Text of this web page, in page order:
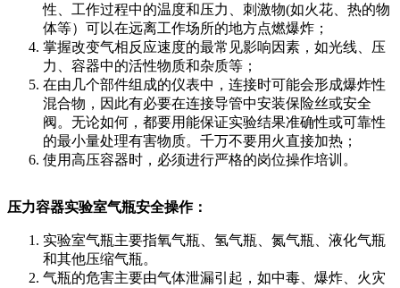
性、工作过程中的温度和压力、刺激物(如火花、热的物
体等）可以在远离工作场所的地方点燃爆炸；
掌握改变气相反应速度的最常见影响因素，如光线、压
力、容器中的活性物质和杂质等；
在由几个部件组成的仪表中，连接时可能会形成爆炸性
混合物，因此有必要在连接导管中安装保险丝或安全
阀。无论如何，都要用能保证实验结果准确性或可靠性
的最小量处理有害物质。千万不要用火直接加热；
使用高压容器时，必须进行严格的岗位操作培训。
压力容器实验室气瓶安全操作：
实验室气瓶主要指氧气瓶、氢气瓶、氮气瓶、液化气瓶
和其他压缩气瓶。
气瓶的危害主要由气体泄漏引起，如中毒、爆炸、火灾